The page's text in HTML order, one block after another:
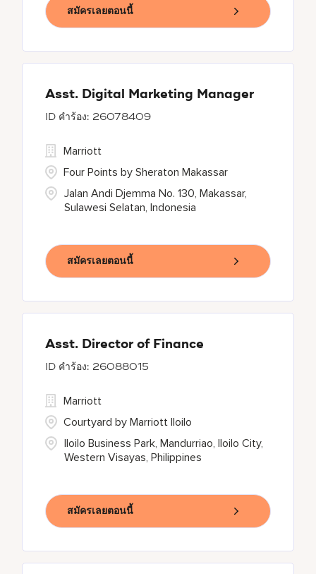
สมัครเลยตอนนี้
Asst. Digital Marketing Manager
26078409
Jalan Andi Djemma No. 130, Makassar,
Sulawesi Selatan, Indonesia
Marriott
Four Points by Sheraton Makassar
สมัครเลยตอนนี้
Asst. Director of Finance
26088015
Iloilo Business Park, Mandurriao, Iloilo City,
Western Visayas, Philippines
Marriott
Courtyard by Marriott Iloilo
สมัครเลยตอนนี้